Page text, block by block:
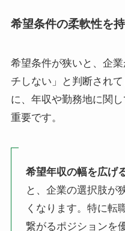
希望条件の柔軟性を
希望条件が狭いと、企
チしない」と判断され
に、年収や勤務地に関
重要です。
希望年収の幅を広げ
と、企業の選択肢が
くなります。特に転
繋がるポジションを